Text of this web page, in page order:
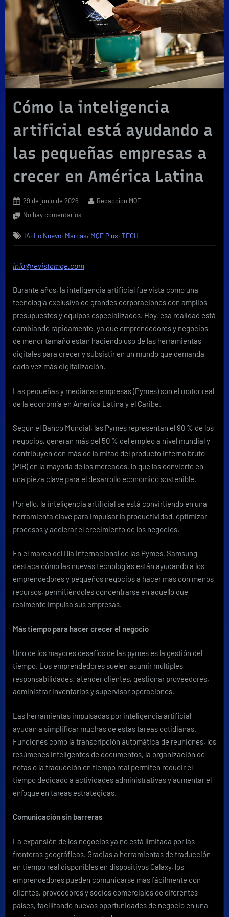
Cómo la inteligencia
artificial está ayudando a
las pequeñas empresas a
crecer en América Latina
Posted
on
29 de junio de 2026 By
Redaccion MQE
No hay comentariosen
la
inteligencia
está
a
las
empresas
a
crecer
en
América
IA, Lo Nuevo, Marcas, MQE Plus,TECH
info@revistamqe.com
Durante años, la inteligencia artificial fue vista como una
tecnología exclusiva de grandes corporaciones con amplios
presupuestos y equipos especializados. Hoy, esa realidad está
cambiando rápidamente, ya que emprendedores y negocios
de menor tamaño están haciendo uso de las herramientas
digitales para crecer y subsistir en un mundo que demanda
cada vez más digitalización.
Las pequeñas y medianas empresas (Pymes) son el motor real
de la economía en América Latina y el Caribe.
Según el Banco Mundial, las Pymes representan el 90 % de los
negocios, generan más del 50 % del empleo a nivel mundial y
contribuyen con más de la mitad del producto interno bruto
(PIB) en la mayoría de los mercados, lo que las convierte en
una pieza clave para el desarrollo económico sostenible.
Por ello, la inteligencia artificial se está convirtiendo en una
herramienta clave para impulsar la productividad, optimizar
procesos y acelerar el crecimiento de los negocios.
En el marco del Día Internacional de las Pymes, Samsung
destaca cómo las nuevas tecnologías están ayudando a los
emprendedores y pequeños negocios a hacer más con menos
recursos, permitiéndoles concentrarse en aquello que
realmente impulsa sus empresas.
Más tiempo para hacer crecer el negocio
Uno de los mayores desafíos de las pymes es la gestión del
tiempo. Los emprendedores suelen asumir múltiples
responsabilidades: atender clientes, gestionar proveedores,
administrar inventarios y supervisar operaciones.
Las herramientas impulsadas por inteligencia artificial
ayudan a simplificar muchas de estas tareas cotidianas.
Funciones como la transcripción automática de reuniones, los
resúmenes inteligentes de documentos, la organización de
notas o la traducción en tiempo real permiten reducir el
tiempo dedicado a actividades administrativas y aumentar el
enfoque en tareas estratégicas.
Comunicación sin barreras
La expansión de los negocios ya no está limitada por las
fronteras geográficas. Gracias a herramientas de traducción
en tiempo real disponibles en dispositivos Galaxy, los
emprendedores pueden comunicarse más fácilmente con
clientes, proveedores y socios comerciales de diferentes
países, facilitando nuevas oportunidades de negocio en una